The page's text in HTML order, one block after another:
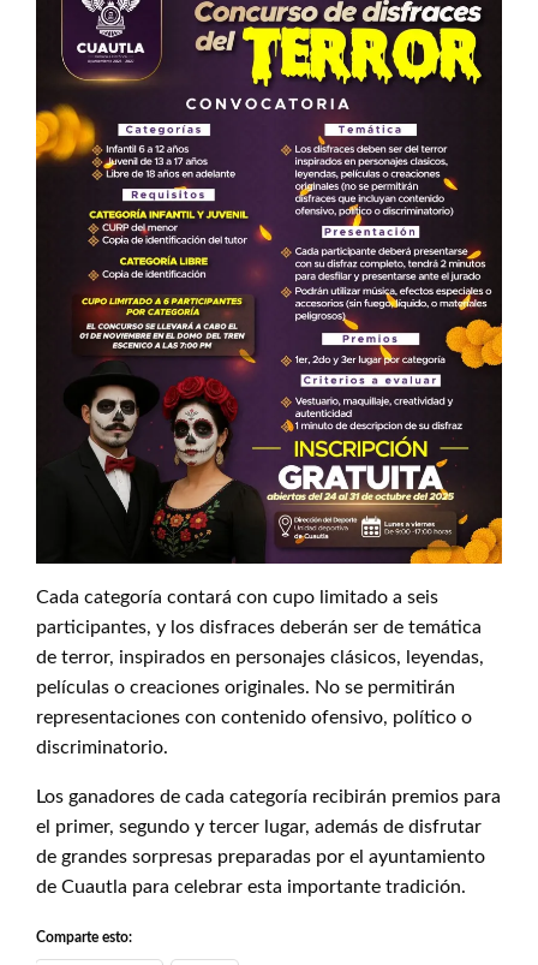
Cada categoría contará con cupo limitado a seis
participantes, y los disfraces deberán ser de temática
de terror, inspirados en personajes clásicos, leyendas,
películas o creaciones originales. No se permitirán
representaciones con contenido ofensivo, político o
discriminatorio.
Los ganadores de cada categoría recibirán premios para
el primer, segundo y tercer lugar, además de disfrutar
de grandes sorpresas preparadas por el ayuntamiento
de Cuautla para celebrar esta importante tradición.
Comparte esto: